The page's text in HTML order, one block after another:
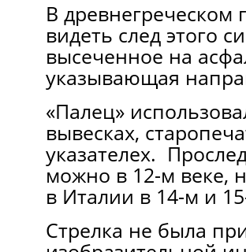
В древнегреческом
видеть след этого
высеченное на
указывающая
«Палец»
вывесках,
указателех.
можно в 12-м веке,
в Италии в 14-м и
Стрелка не была